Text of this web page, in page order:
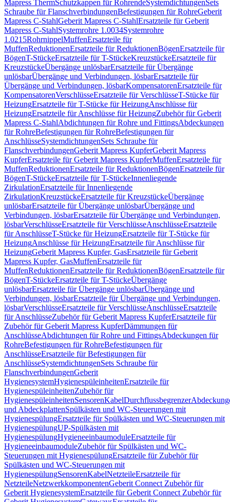
Mapress ThermSchutzkappen für RohrendeSystemdichtungenSets
Schraube für FlanschverbindungenBefestigungen für RohreGeberit
Mapress C-StahlGeberit Mapress C-StahlErsatzteile für Geberit
Mapress C-StahlSystemrohre 1.0034Systemrohre
1.0215RohrnippelMuffenErsatzteile für
MuffenReduktionenErsatzteile für ReduktionenBögenErsatzteile für
BögenT-StückeErsatzteile für T-StückeKreuzstückeErsatzteile für
KreuzstückeÜbergänge unlösbarErsatzteile für Übergänge
unlösbarÜbergänge und Verbindungen, lösbarErsatzteile für
Übergänge und Verbindungen, lösbarKompensatorenErsatzteile für
KompensatorenVerschlüsseErsatzteile für VerschlüsseT-Stücke für
HeizungErsatzteile für T-Stücke für HeizungAnschlüsse für
HeizungErsatzteile für Anschlüsse für HeizungZubehör für Geberit
Mapress C-StahlAbdichtungen für Rohre und FittingsAbdeckungen
für RohreBefestigungen für RohreBefestigungen für
AnschlüsseSystemdichtungenSets Schraube für
FlanschverbindungenGeberit Mapress KupferGeberit Mapress
KupferErsatzteile für Geberit Mapress KupferMuffenErsatzteile für
MuffenReduktionenErsatzteile für ReduktionenBögenErsatzteile für
BögenT-StückeErsatzteile für T-StückeInnenliegende
ZirkulationErsatzteile für Innenliegende
ZirkulationKreuzstückeErsatzteile für KreuzstückeÜbergänge
unlösbarErsatzteile für Übergänge unlösbarÜbergänge und
Verbindungen, lösbarErsatzteile für Übergänge und Verbindungen,
lösbarVerschlüsseErsatzteile für VerschlüsseAnschlüsseErsatzteile
für AnschlüsseT-Stücke für HeizungErsatzteile für T-Stücke für
HeizungAnschlüsse für HeizungErsatzteile für Anschlüsse für
HeizungGeberit Mapress Kupfer, GasErsatzteile für Geberit
Mapress Kupfer, GasMuffenErsatzteile für
MuffenReduktionenErsatzteile für ReduktionenBögenErsatzteile für
BögenT-StückeErsatzteile für T-StückeÜbergänge
unlösbarErsatzteile für Übergänge unlösbarÜbergänge und
Verbindungen, lösbarErsatzteile für Übergänge und Verbindungen,
lösbarVerschlüsseErsatzteile für VerschlüsseAnschlüsseErsatzteile
für AnschlüsseZubehör für Geberit Mapress KupferErsatzteile für
Zubehör für Geberit Mapress KupferDämmungen für
AnschlüsseAbdichtungen für Rohre und FittingsAbdeckungen für
RohreBefestigungen für RohreBefestigungen für
AnschlüsseErsatzteile für Befestigungen für
AnschlüsseSystemdichtungenSets Schraube für
FlanschverbindungenGeberit
HygienesystemHygienespüleinheitenErsatzteile für
HygienespüleinheitenZubehör für
HygienespüleinheitenSensorenKabelDurchflussbegrenzer
und AbdeckplattenSpülkästen und WC-Steuerungen mit
HygienespülungErsatzteile für Spülkästen und WC-Steuerungen mit
HygienespülungUP-Spülkästen mit
HygienespülungHygieneeinbaumoduleErsatzteile für
HygieneeinbaumoduleZubehör für Spülkästen und WC-
Steuerungen mit HygienespülungErsatzteile für Zubehör für
Spülkästen und WC-Steuerungen mit
HygienespülungSensorenKabelNetzteileErsatzteile für
NetzteileNetzwerkkomponentenGeberit Connect Zubehör für
Geberit HygienesystemErsatzteile für Geberit Connect Zubehör für